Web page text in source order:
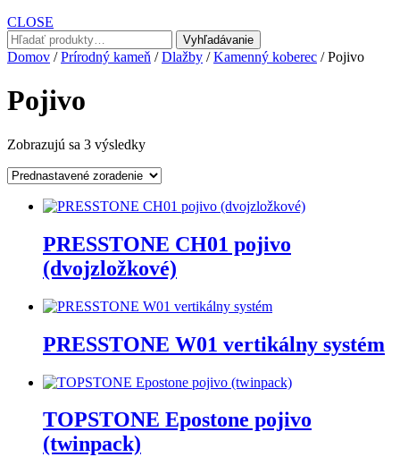
CLOSE
Hľadať:
Vyhľadávanie
Domov /Prírodný kameň /Dlažby /Kamenný koberec / Pojivo
Pojivo
Zobrazujú sa 3 výsledky
PRESSTONE CH01 pojivo
(dvojzložkové)
PRESSTONE W01 vertikálny systém
TOPSTONE Epostone pojivo
(twinpack)